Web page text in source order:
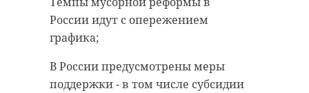
России идут с опережением
графика;
В России предусмотрены меры
поддержки - в том числе субсидии